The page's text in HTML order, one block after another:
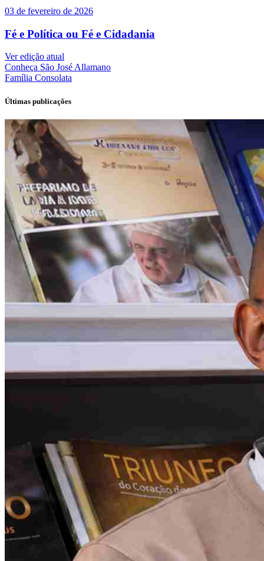
03 de fevereiro de 2026
Fé e Política ou Fé e Cidadania
Ver edição atual
Conheça São José Allamano
Família Consolata
Últimas publicações